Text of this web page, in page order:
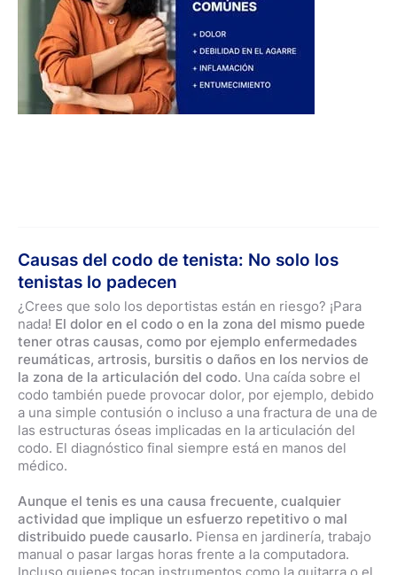
Causas del codo de tenista: No solo los
tenistas lo padecen
¿Crees que solo los deportistas están en riesgo? ¡Para
nada! El dolor en el codo o en la zona del mismo puede
tener otras causas, como por ejemplo enfermedades
reumáticas, artrosis, bursitis o daños en los nervios de
la zona de la articulación del codo. Una caída sobre el
codo también puede provocar dolor, por ejemplo, debido
a una simple contusión o incluso a una fractura de una de
las estructuras óseas implicadas en la articulación del
codo. El diagnóstico final siempre está en manos del
médico.
Aunque el tenis es una causa frecuente, cualquier
actividad que implique un esfuerzo repetitivo o mal
distribuido puede causarlo. Piensa en jardinería, trabajo
manual o pasar largas horas frente a la computadora.